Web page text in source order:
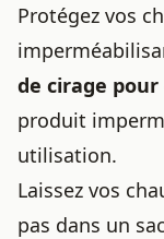
Protégez vos
de cirage
produit
utilisation.
Laissez vos
pas dans un